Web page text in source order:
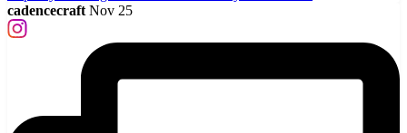
cadencecraft Nov 25